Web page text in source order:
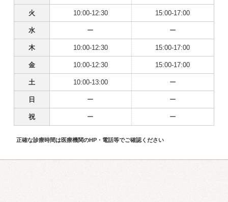
火 10:00-12:30 15:00-17:00
水 ー ー
木 10:00-12:30 15:00-17:00
金 10:00-12:30 15:00-17:00
土 10:00-13:00 ー
日 ー ー
祝 ー ー
正確な診療時間は医療機関のHP・電話等でご確認ください